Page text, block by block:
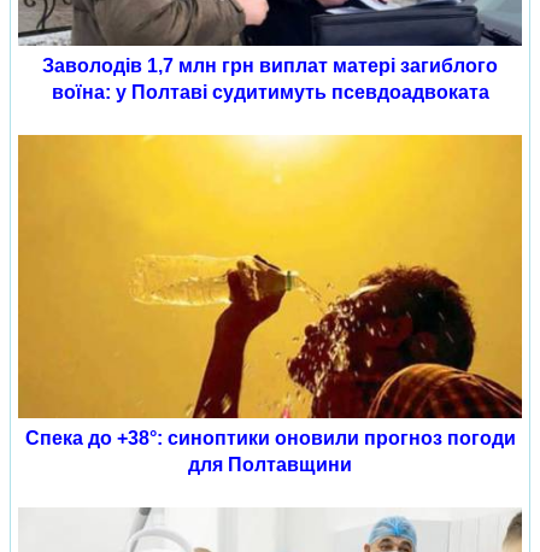
Заволодів 1,7 млн грн виплат матері загиблого
воїна: у Полтаві судитимуть псевдоадвоката
Спека до +38°: синоптики оновили прогноз погоди
для Полтавщини